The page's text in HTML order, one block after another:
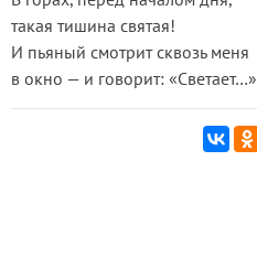
такая тишина святая!
И пьяный смотрит сквозь меня
в окно — и говорит: «Светает…»